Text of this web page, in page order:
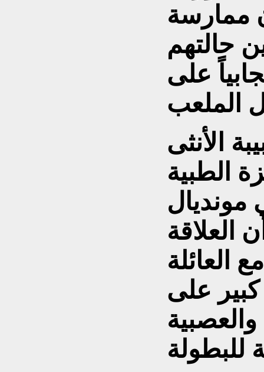
ممارسة
حالتهم
على
الأنثى
الطبية
مونديال
العلاقة
العائلة
على